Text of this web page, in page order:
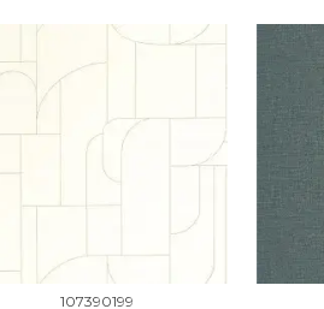
107390199